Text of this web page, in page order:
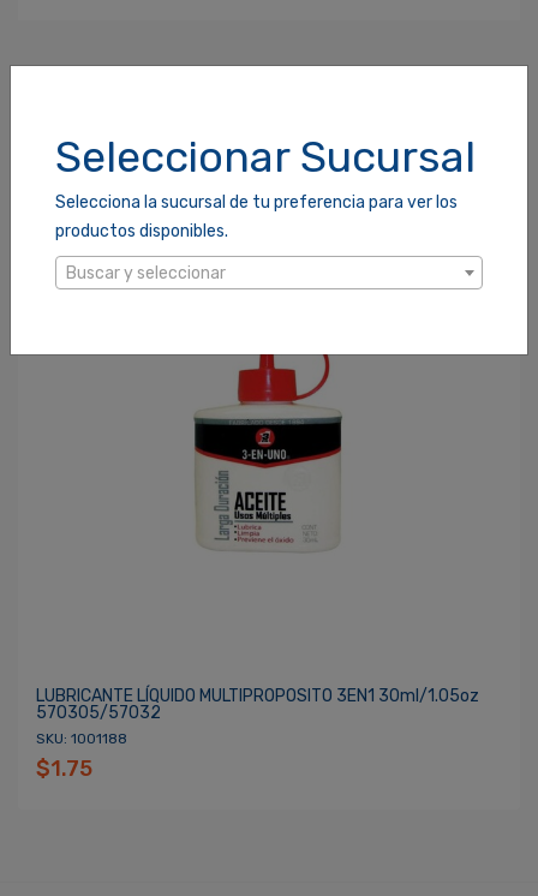
Seleccionar Sucursal
Selecciona la sucursal de tu preferencia para ver los
productos disponibles.
Buscar y seleccionar
¿Olvidaste tu Contraseña?
LUBRICANTE LÍQUIDO MULTIPROPOSITO 3EN1 30ml/1.05oz
570305/57032
SKU: 1001188
$1.75